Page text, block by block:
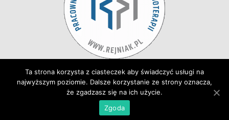
Strona Główna
Aktualności
Zespół Kontakt
Ta strona korzysta z ciasteczek aby świadczyć usługi na
najwyższym poziomie. Dalsze korzystanie ze strony oznacza,
że zgadzasz się na ich użycie.
Zgoda